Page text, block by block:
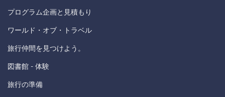
プログラム企画と見積もり
ワールド・オブ・トラベル
旅行仲間を見つけよう。
図書館 - 体験
旅行の準備